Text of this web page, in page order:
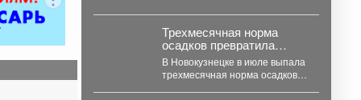
Трехмесячная норма
осадков превратила
Новокузнецк в Венецию
В Новокузнецке в июле выпала
трехмесячная норма осадков.